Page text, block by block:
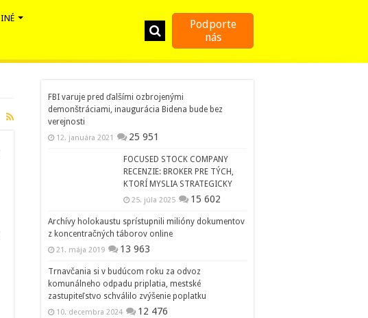
INÉ
Podporte
nás
FBI varuje pred ďalšími ozbrojenými
demonštráciami, inaugurácia Bidena bude bez
verejnosti
12. januára 2021 25 951
FOCUSED STOCK COMPANY
RECENZIE: BROKER PRE TÝCH,
KTORÍ MYSLIA STRATEGICKY
25. júla 2025 15 602
Archívy holokaustu sprístupnili milióny dokumentov
z koncentračných táborov online
21. mája 2019 13 963
Trnavčania si v budúcom roku za odvoz
komunálneho odpadu priplatia, mestské
zastupiteľstvo schválilo zvýšenie poplatku
10. decembra 2024 12 476